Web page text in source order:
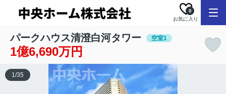
お気に入り
0
パークハウス清澄白河タワー 空室1
1億6,690万円
1/35